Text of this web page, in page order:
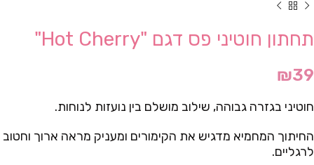
תחתון חוטיני פס דגם "Hot Cherry"
₪39
חוטיני בגזרה גבוהה, שילוב מושלם בין נועזות לנוחות.
החיתוך המחמיא מדגיש את הקימורים ומעניק מראה ארוך וחטוב
לרגליים.